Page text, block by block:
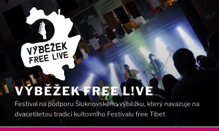
Přejít
VÝBĚŽEK FREE L!VE
Festival na podporu Šluknovského výběžku, který navazuje na
dvacetiletou tradici kultovního Festivalu free Tibet